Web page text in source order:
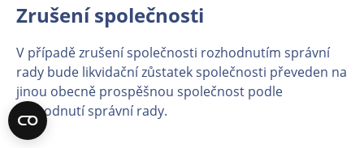
Zrušení společnosti
V případě zrušení společnosti rozhodnutím správní
rady bude likvidační zůstatek společnosti převeden na
jinou obecně prospěšnou společnost podle
rozhodnutí správní rady.